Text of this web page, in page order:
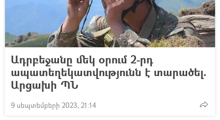
Ադրբեջանը մեկ օրում 2-րդ
ապատեղեկատվությունն է տարածել.
Արցախի ՊՆ
9 սեպտեմբերի 2023, 21:14